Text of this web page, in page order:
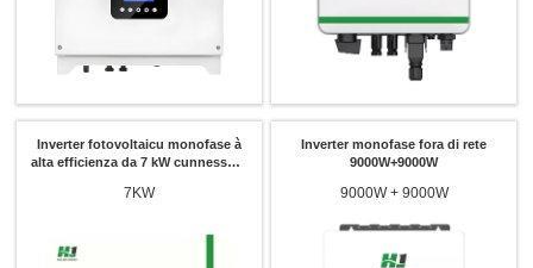
Inverter fotovoltaicu monofase à
alta efficienza da 7 kW cunnessu à
7KW
Inverter monofase fora di rete
9000W+9000W
9000W + 9000W